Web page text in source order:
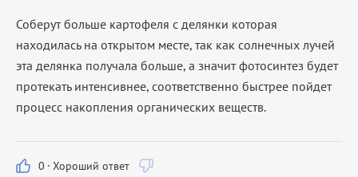
Соберут больше картофеля с делянки которая
находилась на открытом месте, так как солнечных лучей
эта делянка получала больше, а значит фотосинтез будет
протекать интенсивнее, соответственно быстрее пойдет
процесс накопления органических веществ.
0 · Хороший ответ